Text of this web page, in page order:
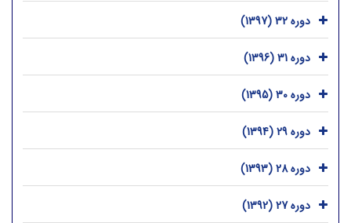
دوره 32 (1397)
دوره 31 (1396)
دوره 30 (1395)
دوره 29 (1394)
دوره 28 (1393)
دوره 27 (1392)